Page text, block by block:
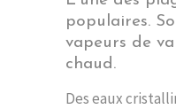
populaires.
vapeurs de
chaud.
Des eaux